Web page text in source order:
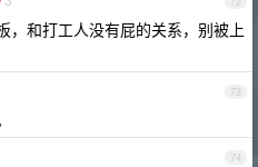
，和打工人没有屁的关系，别被上
73
74